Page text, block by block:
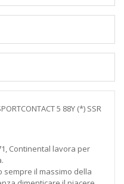
5 88Y (*) SSR
Continental lavora per
sempre il massimo della